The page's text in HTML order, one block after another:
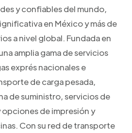
y confiables del mundo,
en México y más de
a nivel global. Fundada en
amplia gama de servicios
exprés nacionales e
de carga pesada,
de suministro, servicios de
de impresión y
Con su red de transporte